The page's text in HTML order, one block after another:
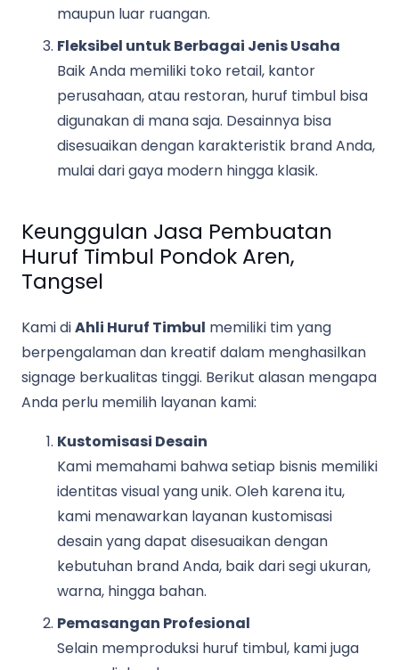
maupun luar ruangan.
Fleksibel untuk Berbagai Jenis Usaha
Baik Anda memiliki toko retail, kantor
perusahaan, atau restoran, huruf timbul bisa
digunakan di mana saja. Desainnya bisa
disesuaikan dengan karakteristik brand Anda,
mulai dari gaya modern hingga klasik.
Keunggulan Jasa Pembuatan
Huruf Timbul Pondok Aren,
Tangsel
Kami diAhli Huruf Timbul memiliki tim yang
berpengalaman dan kreatif dalam menghasilkan
signage berkualitas tinggi. Berikut alasan mengapa
Anda perlu memilih layanan kami:
Kustomisasi Desain
Kami memahami bahwa setiap bisnis memiliki
identitas visual yang unik. Oleh karena itu,
kami menawarkan layanan kustomisasi
desain yang dapat disesuaikan dengan
kebutuhan brand Anda, baik dari segi ukuran,
warna, hingga bahan.
Pemasangan Profesional
Selain memproduksi huruf timbul, kami juga